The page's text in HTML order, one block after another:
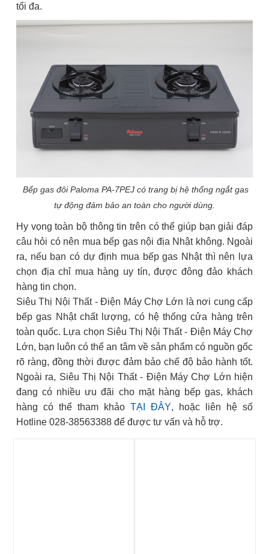
tối đa.
Bếp gas đôi Paloma PA-7PEJ có trang bị hệ thống ngắt gas
tự động đảm bảo an toàn cho người dùng.
Hy vọng toàn bộ thông tin trên có thể giúp bạn giải đáp
câu hỏi có nên mua bếp gas nội địa Nhật không. Ngoài
ra, nếu bạn có dự định mua bếp gas Nhật thì nên lựa
chọn địa chỉ mua hàng uy tín, được đông đảo khách
hàng tin chọn.
Siêu Thị Nội Thất - Điện Máy Chợ Lớn là nơi cung cấp
bếp gas Nhật chất lượng, có hệ thống cửa hàng trên
toàn quốc. Lựa chọn Siêu Thị Nội Thất - Điện Máy Chợ
Lớn, bạn luôn có thể an tâm về sản phẩm có nguồn gốc
rõ ràng, đồng thời được đảm bảo chế độ bảo hành tốt.
Ngoài ra, Siêu Thị Nội Thất - Điện Máy Chợ Lớn hiện
đang có nhiều ưu đãi cho mặt hàng bếp gas, khách
hàng có thể tham khảo TẠI ĐÂY, hoặc liên hệ số
Hotline 028-38563388 để được tư vấn và hỗ trợ.